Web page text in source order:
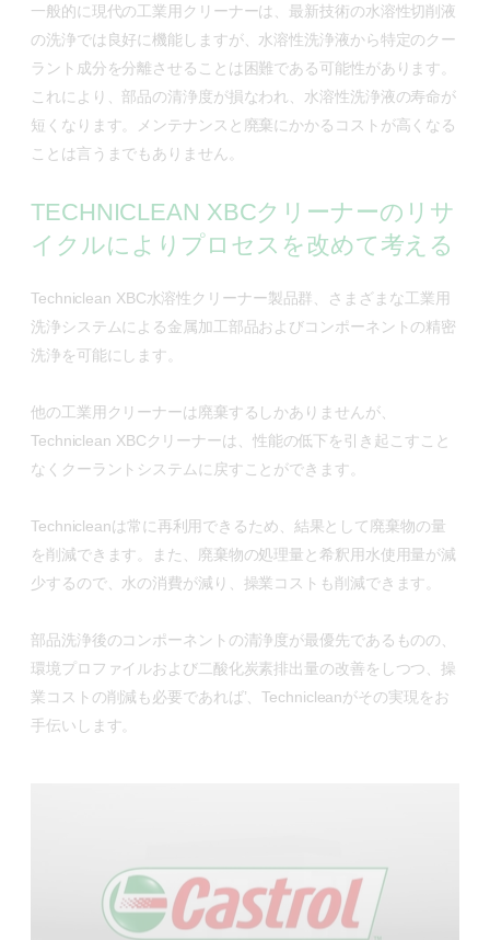
一般的に現代の工業用クリーナーは、最新技術の水溶性切削液
の洗浄では良好に機能しますが、水溶性洗浄液から特定のクー
ラント成分を分離させることは困難である可能性があります。
これにより、部品の清浄度が損なわれ、水溶性洗浄液の寿命が
短くなります。メンテナンスと廃棄にかかるコストが高くなる
ことは言うまでもありません。
TECHNICLEAN XBCクリーナーのリサ
イクルによりプロセスを改めて考える
Techniclean XBC水溶性クリーナー製品群、さまざまな工業用
洗浄システムによる金属加工部品およびコンポーネントの精密
洗浄を可能にします。
他の工業用クリーナーは廃棄するしかありませんが、
Techniclean XBCクリーナーは、性能の低下を引き起こすこと
なくクーラントシステムに戻すことができます。
Technicleanは常に再利用できるため、結果として廃棄物の量
を削減できます。また、廃棄物の処理量と希釈用水使用量が減
少するので、水の消費が減り、操業コストも削減できます。
部品洗浄後のコンポーネントの清浄度が最優先であるものの、
環境プロファイルおよび二酸化炭素排出量の改善をしつつ、操
業コストの削減も必要であれば’、Technicleanがその実現をお
手伝いします。